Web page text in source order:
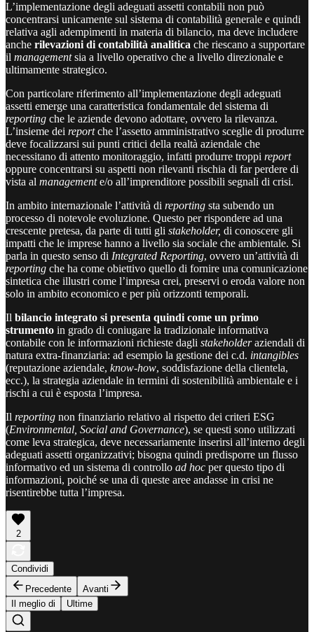
L’implementazione degli adeguati assetti contabili non può
concentrarsi unicamente sul sistema di contabilità generale e quindi
relativa agli adempimenti in materia di bilancio, ma deve includere
anche rilevazioni di contabilità analitica che riescano a supportare
il managementsia a livello operativo che a livello direzionale e
ultimamente strategico.
Con particolare riferimento all’implementazione degli adeguati
assetti emerge una caratteristica fondamentale del sistema di
reporting che le aziende devono adottare, ovvero la rilevanza.
L’insieme dei reportche l’assetto amministrativo sceglie di produrre
deve focalizzarsi sui punti critici della realtà aziendale che
necessitano di attento monitoraggio, infatti produrre troppi report
oppure concentrarsi su aspetti non rilevanti rischia di far perdere di
vista al managemente/o all’imprenditore possibili segnali di crisi.
In ambito internazionale l’attività di reporting sta subendo un
processo di notevole evoluzione. Questo per rispondere ad una
crescente pretesa, da parte di tutti gli stakeholder, di conoscere gli
impatti che le imprese hanno a livello sia sociale che ambientale. Si
parla in questo senso di Integrated Reporting, ovvero un’attività di
reporting che ha come obiettivo quello di fornire una comunicazione
sintetica che illustri come l’impresa crei, preservi o eroda valore non
solo in ambito economico e per più orizzonti temporali.
Il bilancio integrato si presenta quindi come un primo
strumento in grado di coniugare la tradizionale informativa
contabile con le informazioni richieste dagli stakeholderaziendali di
natura extra-finanziaria: ad esempio la gestione dei c.d. intangibles
(reputazione aziendale, know-how, soddisfazione della clientela,
ecc.), la strategia aziendale in termini di sostenibilità ambientale e i
rischi a cui è esposta l’impresa.
Il reporting non finanziario relativo al rispetto dei criteri ESG
(Environmental, Social and Governance), se questi sono utilizzati
come leva strategica, deve necessariamente inserirsi all’interno degli
adeguati assetti organizzativi; bisogna quindi predisporre un flusso
informativo ed un sistema di controllo ad hoc per questo tipo di
informazioni, poiché se una di queste aree andasse in crisi ne
risentirebbe tutta l’impresa.
2
Condividi
Precedente
Avanti
Il meglio di
Ultime